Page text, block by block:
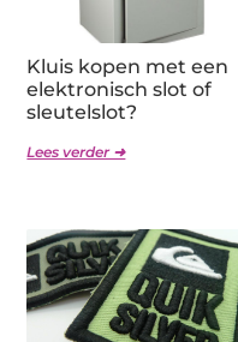
Kluis kopen met een
elektronisch slot of
sleutelslot?
Lees verder ➜